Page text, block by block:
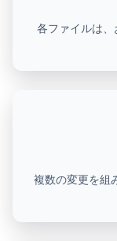
各ファイルは、
複数の変更を組